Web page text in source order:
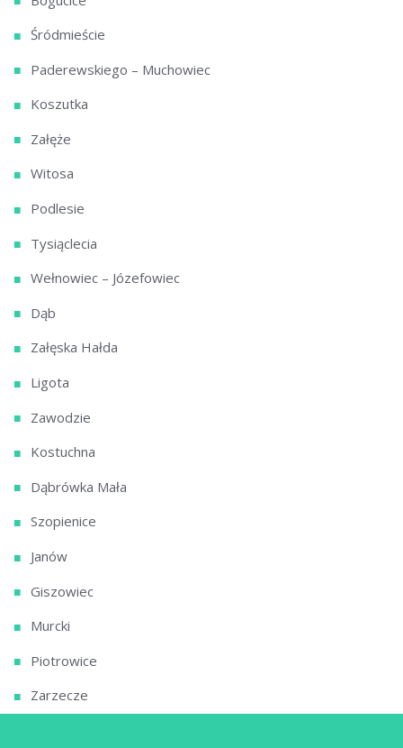
Śródmieście
Paderewskiego – Muchowiec
Koszutka
Załęże
Witosa
Podlesie
Tysiąclecia
Wełnowiec – Józefowiec
Dąb
Załęska Hałda
Ligota
Zawodzie
Kostuchna
Dąbrówka Mała
Szopienice
Janów
Giszowiec
Murcki
Piotrowice
Zarzecze